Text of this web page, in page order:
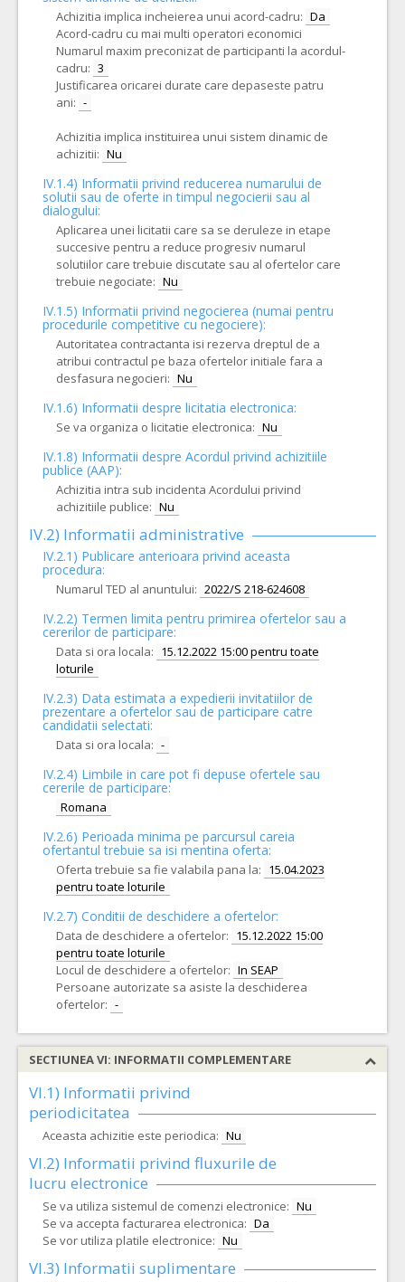
Achizitia implica incheierea unui acord-cadru: Da
Acord-cadru cu mai multi operatori economici
Numarul maxim preconizat de participanti la acordul-
cadru: 3
Justificarea oricarei durate care depaseste patru
ani: -
Achizitia implica instituirea unui sistem dinamic de
achizitii: Nu
IV.1.4) Informatii privind reducerea numarului de
solutii sau de oferte in timpul negocierii sau al
dialogului:
Aplicarea unei licitatii care sa se deruleze in etape
succesive pentru a reduce progresiv numarul
solutiilor care trebuie discutate sau al ofertelor care
trebuie negociate: Nu
IV.1.5) Informatii privind negocierea (numai pentru
procedurile competitive cu negociere):
Autoritatea contractanta isi rezerva dreptul de a
atribui contractul pe baza ofertelor initiale fara a
desfasura negocieri: Nu
IV.1.6) Informatii despre licitatia electronica:
Se va organiza o licitatie electronica: Nu
IV.1.8) Informatii despre Acordul privind achizitiile
publice (AAP):
Achizitia intra sub incidenta Acordului privind
achizitiile publice: Nu
IV.2) Informatii administrative
IV.2.1) Publicare anterioara privind aceasta
procedura:
Numarul TED al anuntului: 2022/S 218-624608
IV.2.2) Termen limita pentru primirea ofertelor sau a
cererilor de participare:
Data si ora locala: 15.12.2022 15:00 pentru toate
loturile
IV.2.3) Data estimata a expedierii invitatiilor de
prezentare a ofertelor sau de participare catre
candidatii selectati:
Data si ora locala: -
IV.2.4) Limbile in care pot fi depuse ofertele sau
cererile de participare:
Romana
IV.2.6) Perioada minima pe parcursul careia
ofertantul trebuie sa isi mentina oferta:
Oferta trebuie sa fie valabila pana la: 15.04.2023
pentru toate loturile
IV.2.7) Conditii de deschidere a ofertelor:
Data de deschidere a ofertelor: 15.12.2022 15:00
pentru toate loturile
Locul de deschidere a ofertelor: In SEAP
Persoane autorizate sa asiste la deschiderea
ofertelor: -
SECTIUNEA VI: INFORMATII COMPLEMENTARE
VI.1) Informatii privind
periodicitatea
Aceasta achizitie este periodica: Nu
VI.2) Informatii privind fluxurile de
lucru electronice
Se va utiliza sistemul de comenzi electronice: Nu
Se va accepta facturarea electronica: Da
Se vor utiliza platile electronice: Nu
VI.3) Informatii suplimentare